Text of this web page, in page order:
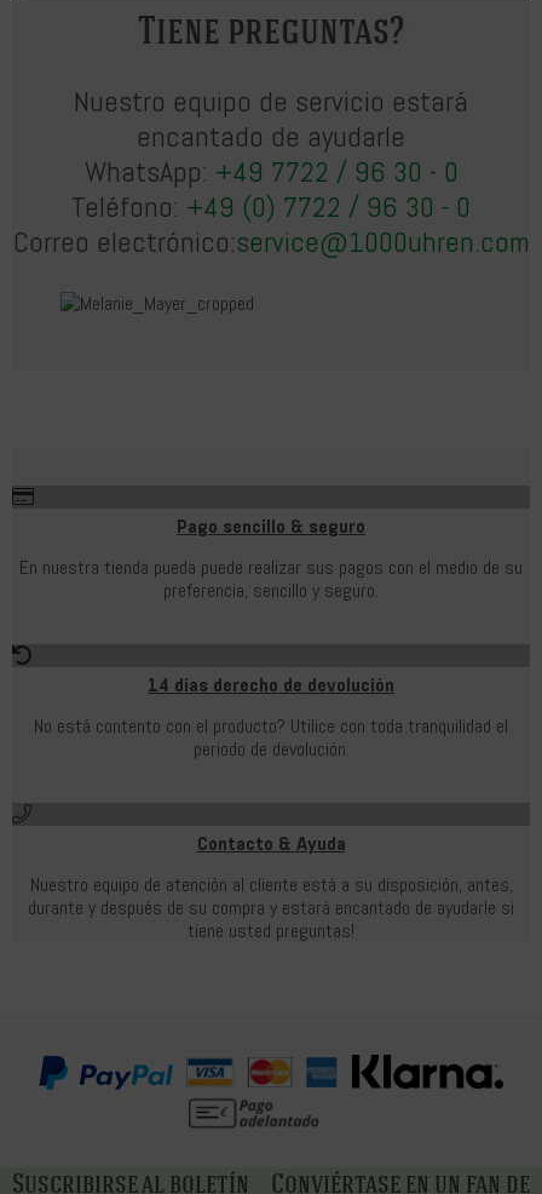
Tiene preguntas?
Nuestro equipo de servicio estará
encantado de ayudarle
WhatsApp: +49 7722 / 96 30 - 0
Teléfono: +49 (0) 7722 / 96 30 - 0
Correo electrónico:service@1000uhren.com
Pago sencillo & seguro
En nuestra tienda pueda puede realizar sus pagos con el medio de su
preferencia, sencillo y seguro.
14 días derecho de devolución
No está contento con el producto? Utilice con toda tranquilidad el
periodo de devolución.
Contacto & Ayuda
Nuestro equipo de atención al cliente está a su disposición, antes,
durante y después de su compra y estará encantado de ayudarle si
tiene usted preguntas!
Suscribirse al boletín
Conviértase en un fan de